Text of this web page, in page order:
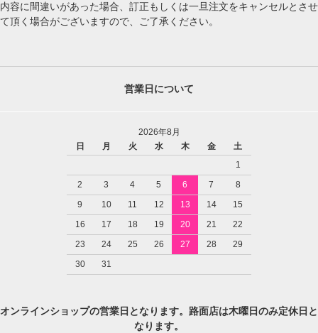
内容に間違いがあった場合、訂正もしくは一旦注文をキャンセルとさせ
て頂く場合がございますので、ご了承ください。
営業日について
2026年8月
日
月 火 水 木 金
土
1
2
3 4 5 6 7
8
9
10 11 12 13 14
15
16
17 18 19 20 21
22
23
24 25 26 27 28
29
30
31
オンラインショップの営業日となります。路面店は木曜日のみ定休日と
なります。